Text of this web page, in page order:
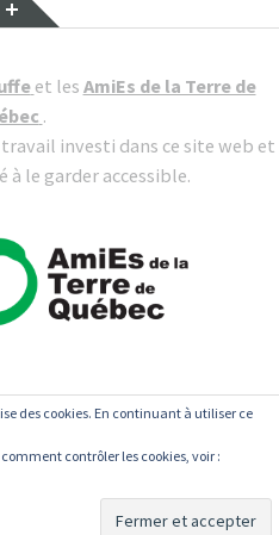
des cookies. En continuant à utiliser ce
contrôler les cookies, voir :
et les AmiEs de la Terre de
.
investi dans ce site web et
à le garder accessible.